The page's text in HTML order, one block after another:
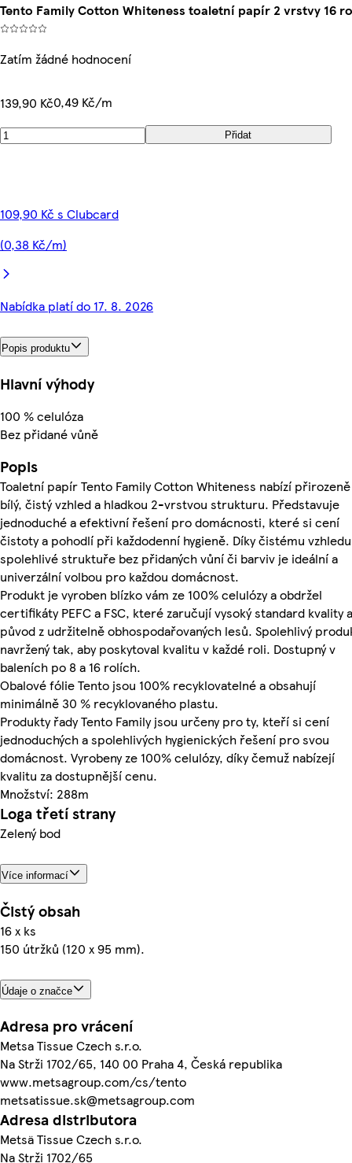
Tento Family Cotton Whiteness toaletní papír 2 vrstvy 16
Zatím žádné hodnocení
139,90 Kč0,49 Kč/m
Přidat
109,90 Kč s Clubcard
(0,38 Kč/m)
Nabídka platí do 17. 8. 2026
Popis produktu
Hlavní výhody
100 % celulóza
Bez přidané vůně
Popis
Toaletní papír Tento Family Cotton Whiteness nabízí přirozeně
bílý, čistý vzhled a hladkou 2-vrstvou strukturu. Představuje
jednoduché a efektivní řešení pro domácnosti, které si cení
čistoty a pohodlí při každodenní hygieně. Díky čistému
spolehlivé struktuře bez přidaných vůní či barviv je ideální a
univerzální volbou pro každou domácnost.
Produkt je vyroben blízko vám ze 100% celulózy a obdržel
certifikáty PEFC a FSC, které zaručují vysoký standard kvality a
původ z udržitelně obhospodařovaných lesů. Spolehlivý
navržený tak, aby poskytoval kvalitu v každé roli. Dostupný v
baleních po 8 a 16 rolích.
Obalové fólie Tento jsou 100% recyklovatelné a obsahují
minimálně 30 % recyklovaného plastu.
Produkty řady Tento Family jsou určeny pro ty, kteří si cení
jednoduchých a spolehlivých hygienických řešení pro svou
domácnost. Vyrobeny ze 100% celulózy, díky čemuž nabízejí
kvalitu za dostupnější cenu.
Množství: 288m
Loga třetí strany
Zelený bod
Více informací
Čistý obsah
16 x ks
150 útržků (120 x 95 mm).
Údaje o značce
Adresa pro vrácení
Metsa Tissue Czech s.r.o.
Na Strži 1702/65, 140 00 Praha 4, Česká republika
www.metsagroup.com/cs/tento
metsatissue.sk@metsagroup.com
Adresa distributora
Metsä Tissue Czech s.r.o.
Na Strži 1702/65